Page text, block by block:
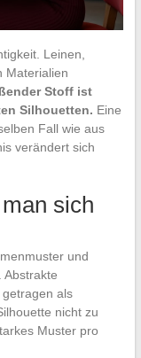
Leinen,
Materialien
Stoff ist
Silhouetten. Eine
Fall wie aus
verändert sich
sich
und
Abstrakte
als
nicht zu
Muster pro